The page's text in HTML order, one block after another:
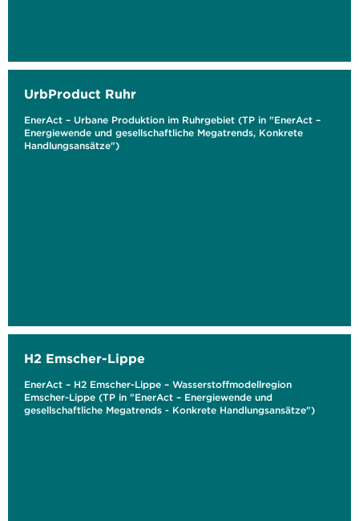
UrbProduct Ruhr
EnerAct – Urbane Produktion im Ruhrgebiet (TP in "EnerAct –
Energiewende und gesellschaftliche Megatrends, Konkrete
Handlungsansätze")
H2 Emscher-Lippe
EnerAct – H2 Emscher-Lippe – Wasserstoffmodellregion
Emscher-Lippe (TP in "EnerAct – Energiewende und
gesellschaftliche Megatrends - Konkrete Handlungsansätze")